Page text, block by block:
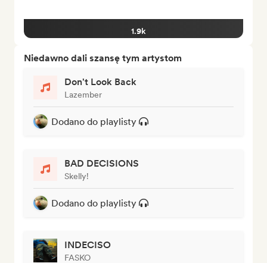
1.9k
Niedawno dali szansę tym artystom
Don't Look Back
Lazember
Dodano do playlisty
BAD DECISIONS
Skelly!
Dodano do playlisty
INDECISO
FASKO